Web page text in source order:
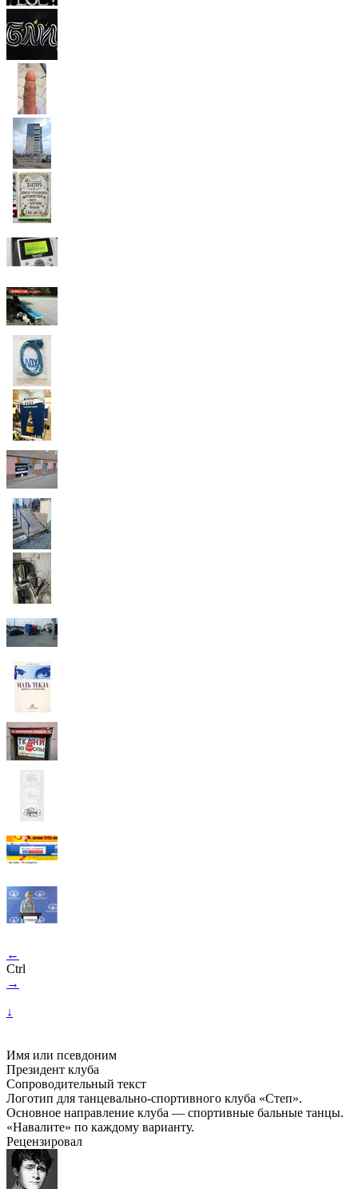
←
Ctrl
→
↓
Имя или псевдоним
Президент клуба
Сопроводительный текст
Логотип для танцевально-спортивного клуба «Степ».
Основное направление клуба — спортивные бальные танцы.
«Навалите» по каждому варианту.
Рецензировал